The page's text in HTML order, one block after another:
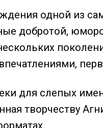
одной из
добротой,
для слепых
творчеству